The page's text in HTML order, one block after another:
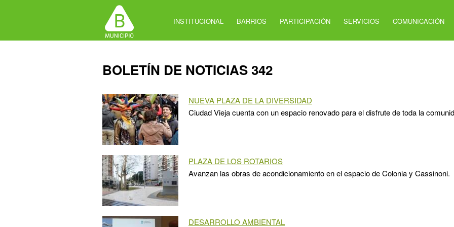
INSTITUCIONAL BARRIOS PARTICIPACIÓN SERVICIOS COMUNICACIÓN
Back
to
BOLETÍN DE NOTICIAS 342
NUEVA PLAZA DE LA DIVERSIDAD
Ciudad Vieja cuenta con un espacio renovado para el disfrute de toda la
PLAZA DE LOS ROTARIOS
Avanzan las obras de acondicionamiento en el espacio de Colonia y Cassinoni.
DESARROLLO AMBIENTAL